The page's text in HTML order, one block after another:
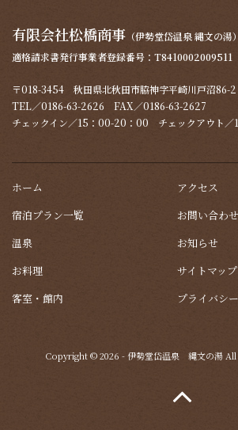
有限会社松橋商事 （伊勢堂岱温泉 縄文の湯）
適格請求書発行事業者登録番号：T8410002009511
〒018-3454 秋田県北秋田市脇神字平崎川戸沼86-2
TEL／0186-63-2626 FAX／0186-63-2627
チェックイン／15：00-20：00 チェックアウト／
ホーム
宿泊プラン一覧
温泉
お料理
客室・館内
アクセス
お問い合わせ
お知らせ
サイトマップ
プライバシ
Copyright © 2026 - 伊勢堂岱温泉 縄文の湯 All